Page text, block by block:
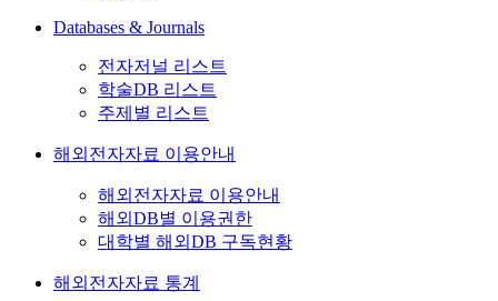
Databases & Journals
전자저널 리스트
학술DB 리스트
주제별 리스트
해외전자자료 이용안내
해외전자자료 이용안내
해외DB별 이용권한
대학별 해외DB 구독현황
해외전자자료 통계